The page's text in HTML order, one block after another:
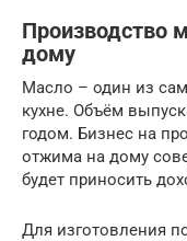
Производство
дому
Масло – один из
кухне. Объём
годом. Бизнес на
отжима на дому
будет приносить
Для изготовления